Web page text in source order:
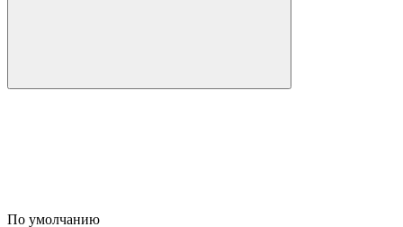
По умолчанию